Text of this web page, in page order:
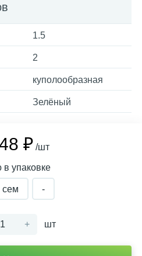
1.5
2
куполообразная
Зелёный
₽ /шт
в упаковке
cем -
+ шт